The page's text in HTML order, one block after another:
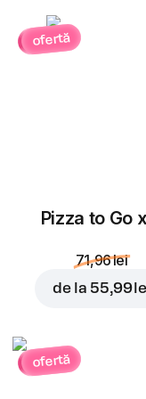
ofertă
Pizza to Go
71,96 lei
de la 55,99
ofertă